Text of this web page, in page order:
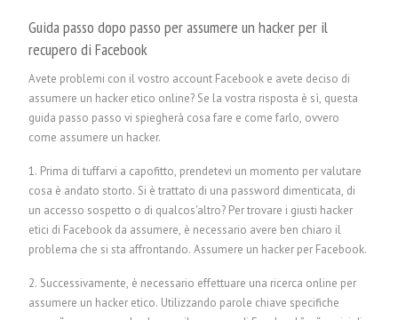
Guida passo dopo passo per assumere un hacker per il
recupero di Facebook
Avete problemi con il vostro account Facebook e avete deciso di
assumere un hacker etico online? Se la vostra risposta è sì, questa
guida passo passo vi spiegherà cosa fare e come farlo, ovvero
come assumere un hacker.
1. Prima di tuffarvi a capofitto, prendetevi un momento per valutare
cosa è andato storto. Si è trattato di una password dimenticata, di
un accesso sospetto o di qualcos'altro? Per trovare i giusti hacker
etici di Facebook da assumere, è necessario avere ben chiaro il
problema che si sta affrontando.Assumere un hacker per Facebook.
2. Successivamente, è necessario effettuare una ricerca online per
assumere un hacker etico. Utilizzando parole chiave specifiche